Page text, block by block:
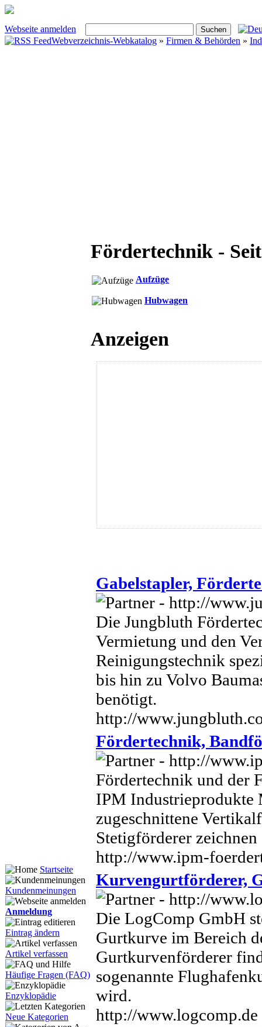
Webseite anmelden
Webverzeichnis-Webkatalog » Firmen & Behörden »
Startseite
Kundenmeinungen
Anmeldung
Eintrag ändern
Artikel verfassen
Häufige Fragen (FAQ)
Enzyklopädie
Neue Kategorien
Fördertechnik -
Aufzüge
Hubwagen
Anzeigen
Gabelstapler,
Die Jungbluth
Vermietung und den
Reinigungstechnik
bis hin zu Volvo
benötigt.
http://
Fördertechnik,
Fördertechnik und der
IPM Industrieprodukte
zugeschnittene
Stetigförderer
http://www.ipm-
Kurvengurtförderer,
Die LogComp GmbH
Gurtkurve im Bereich
Gurtkurvenförderer
sogenannte
wird.
http://www.logcomp.de